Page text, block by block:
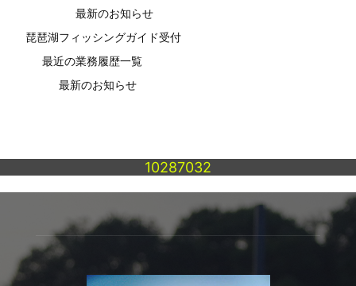
最新のお知らせ
琵琶湖フィッシングガイド受付
最近の業務履歴一覧
最新のお知らせ
10287032